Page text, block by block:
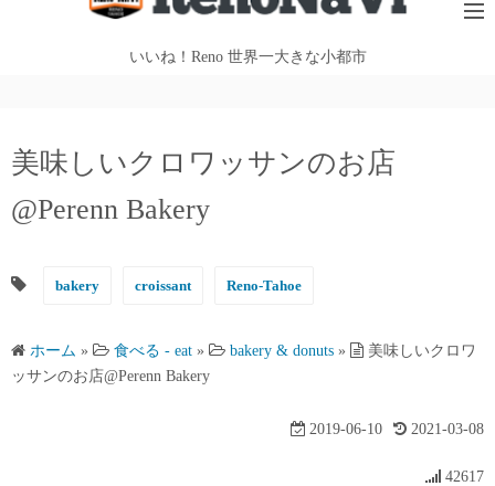
キ
プ
いいね！Reno 世界一大きな小都市
美味しいクロワッサンのお店
@Perenn Bakery
bakery croissant Reno-Tahoe
ホーム » 食べる - eat » bakery & donuts »
美味しいクロワ
ッサンのお店@Perenn Bakery
2019-06-10 2021-03-08
42617